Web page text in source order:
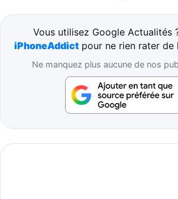
Vous utilisez Google Actualités
iPhoneAddict pour ne rien rater de
Ne manquez plus aucune de nos